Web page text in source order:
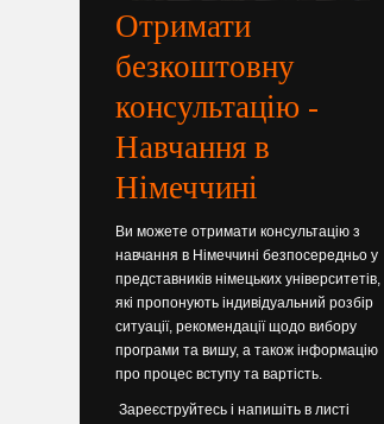
Отримати
безкоштовну
консультацію -
Навчання в
Німеччині
Ви можете отримати консультацію з
навчання в Німеччині безпосередньо у
представників німецьких університетів,
які пропонують індивідуальний розбір
ситуації, рекомендації щодо вибору
програми та вишу, а також інформацію
про процес вступу та вартість.
Зареєструйтесь і напишіть в листі